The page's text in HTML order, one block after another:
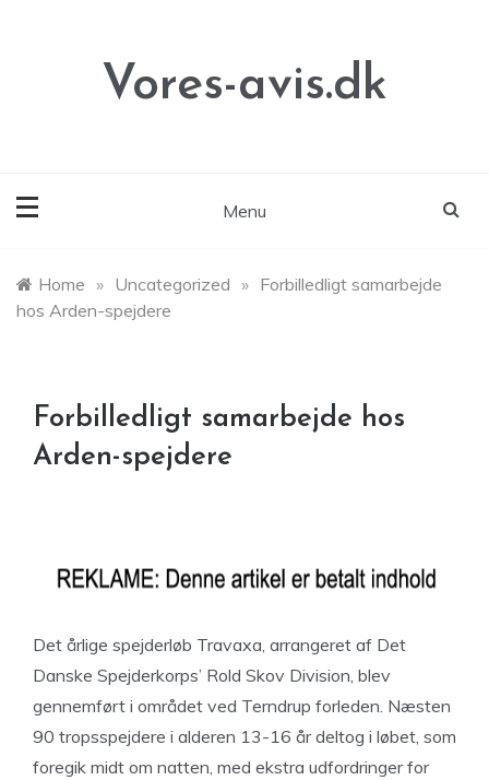
Vores-avis.dk
Menu
Home » Uncategorized » Forbilledligt samarbejde
hos Arden-spejdere
Forbilledligt samarbejde hos
Arden-spejdere
Det årlige spejderløb Travaxa, arrangeret af Det
Danske Spejderkorps’ Rold Skov Division, blev
gennemført i området ved Terndrup forleden. Næsten
90 tropsspejdere i alderen 13-16 år deltog i løbet, som
foregik midt om natten, med ekstra udfordringer for